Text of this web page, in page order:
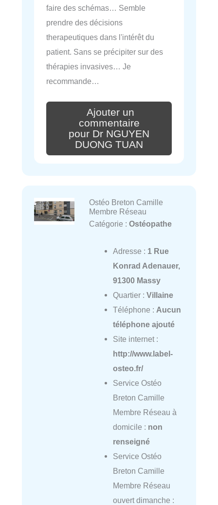
faire des schémas… Semble
prendre des décisions
therapeutiques dans l'intérêt du
patient. Sans se précipiter sur des
thérapies invasives… Je
recommande…
Ajouter un
commentaire
pour Dr NGUYEN
DUONG TUAN
Ostéo Breton Camille
Membre Réseau
Catégorie : Ostéopathe
Adresse : 1 Rue
Konrad Adenauer,
91300 Massy
Quartier : Villaine
Téléphone : Aucun
téléphone ajouté
Site internet :
http://www.label-
osteo.fr/
Service Ostéo
Breton Camille
Membre Réseau à
domicile : non
renseigné
Service Ostéo
Breton Camille
Membre Réseau
ouvert dimanche :